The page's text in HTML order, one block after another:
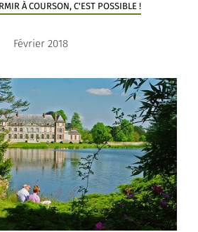
À COURSON, C'EST POSSIBLE !
Février 2018